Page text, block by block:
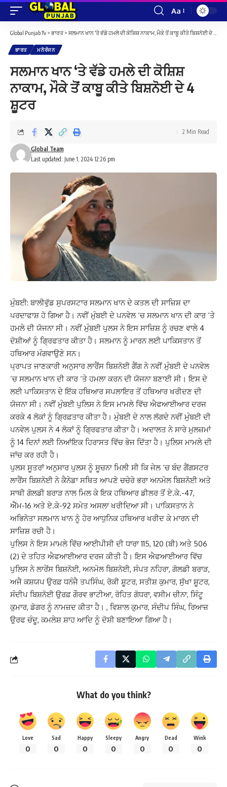
Font
Resizer
Aa
Global Punjab Tv > ਭਾਰਤ> ਸਲਮਾਨ ਖਾਨ ‘ਤੇ ਵੱਡੇ ਹਮਲੇ ਦੀ ਕੋਸ਼ਿਸ਼ ਨਾਕਾਮ, ਮੌਕੇ ਤੋਂ ਕਾਬੂ ਕੀਤੇ ਬਿਸ਼ਨੋਈ ਦੇ 4 ਸ਼ੂਟਰ
ਭਾਰਤ ਮਨੋਰੰਜਨ
ਸਲਮਾਨ ਖਾਨ ‘ਤੇ ਵੱਡੇ ਹਮਲੇ ਦੀ ਕੋਸ਼ਿਸ਼
ਨਾਕਾਮ, ਮੌਕੇ ਤੋਂ ਕਾਬੂ ਕੀਤੇ ਬਿਸ਼ਨੋਈ ਦੇ 4
ਸ਼ੂਟਰ
Last updated: June 1, 2024 12:26 pm
Global Team
2 Min Read
ਮੁੰਬਈ: ਬਾਲੀਵੁੱਡ ਸੁਪਰਸਟਾਰ ਸਲਮਾਨ ਖਾਨ ਦੇ ਕਤਲ ਦੀ ਸਾਜ਼ਿਸ਼ ਦਾ
ਪਰਦਾਫਾਸ਼ ਹੋ ਗਿਆ ਹੈ। ਨਵੀਂ ਮੁੰਬਈ ਦੇ ਪਨਵੇਲ ‘ਚ ਸਲਮਾਨ ਖਾਨ ਦੀ ਕਾਰ ‘ਤੇ
ਹਮਲੇ ਦੀ ਯੋਜਨਾ ਸੀ। ਨਵੀਂ ਮੁੰਬਈ ਪੁਲਸ ਨੇ ਇਸ ਸਾਜ਼ਿਸ਼ ਨੂੰ ਰਚਣ ਵਾਲੇ 4
ਦੋਸ਼ੀਆਂ ਨੂੰ ਗ੍ਰਿਫਤਾਰ ਕੀਤਾ ਹੈ। ਸਲਮਾਨ ਨੂੰ ਮਾਰਨ ਲਈ ਪਾਕਿਸਤਾਨ ਤੋਂ
ਹਥਿਆਰ ਮੰਗਵਾਉਣੇ ਸਨ।
ਪ੍ਰਾਪਤ ਜਾਣਕਾਰੀ ਅਨੁਸਾਰ ਲਾਰੈਂਸ ਬਿਸ਼ਨੋਈ ਗੈਂਗ ਨੇ ਨਵੀਂ ਮੁੰਬਈ ਦੇ ਪਨਵੇਲ
‘ਚ ਸਲਮਾਨ ਖਾਨ ਦੀ ਕਾਰ ‘ਤੇ ਹਮਲਾ ਕਰਨ ਦੀ ਯੋਜਨਾ ਬਣਾਈ ਸੀ। ਇਸ ਦੇ
ਲਈ ਪਾਕਿਸਤਾਨ ਦੇ ਇੱਕ ਹਥਿਆਰ ਸਪਲਾਇਰ ਤੋਂ ਹਥਿਆਰ ਖਰੀਦਣ ਦੀ
ਯੋਜਨਾ ਸੀ। ਨਵੀਂ ਮੁੰਬਈ ਪੁਲਿਸ ਨੇ ਇਸ ਮਾਮਲੇ ਵਿੱਚ ਐਫਆਈਆਰ ਦਰਜ
ਕਰਕੇ 4 ਲੋਕਾਂ ਨੂੰ ਗ੍ਰਿਫ਼ਤਾਰ ਕੀਤਾ ਹੈ। ਮੁੰਬਈ ਦੇ ਨਾਲ ਲੱਗਦੇ ਨਵੀਂ ਮੁੰਬਈ ਦੀ
ਪਨਵੇਲ ਪੁਲਸ ਨੇ 4 ਲੋਕਾਂ ਨੂੰ ਗ੍ਰਿਫਤਾਰ ਕੀਤਾ ਹੈ। ਅਦਾਲਤ ਨੇ ਸਾਰੇ ਮੁਲਜ਼ਮਾਂ
ਨੂੰ 14 ਦਿਨਾਂ ਲਈ ਨਿਆਂਇਕ ਹਿਰਾਸਤ ਵਿੱਚ ਭੇਜ ਦਿੱਤਾ ਹੈ। ਪੁਲਿਸ ਮਾਮਲੇ ਦੀ
ਜਾਂਚ ਕਰ ਰਹੀ ਹੈ।
ਪੁਲਸ ਸੂਤਰਾਂ ਅਨੁਸਾਰ ਪੁਲਸ ਨੂੰ ਸੂਚਨਾ ਮਿਲੀ ਸੀ ਕਿ ਜੇਲ ‘ਚ ਬੰਦ ਗੈਂਗਸਟਰ
ਲਾਰੈਂਸ ਬਿਸ਼ਨੋਈ ਨੇ ਕੈਨੇਡਾ ਸਥਿਤ ਆਪਣੇ ਚਚੇਰੇ ਭਰਾ ਅਨਮੋਲ ਬਿਸ਼ਨੋਈ ਅਤੇ
ਸਾਥੀ ਗੋਲਡੀ ਬਰਾੜ ਨਾਲ ਮਿਲ ਕੇ ਇਕ ਹਥਿਆਰ ਡੀਲਰ ਤੋਂ ਏ.ਕੇ.-47,
ਐੱਮ-16 ਅਤੇ ਏ.ਕੇ-92 ਸਮੇਤ ਅਸਲਾ ਖਰੀਦਿਆ ਸੀ। ਪਾਕਿਸਤਾਨ ਨੇ
ਅਭਿਨੇਤਾ ਸਲਮਾਨ ਖਾਨ ਨੂੰ ਹੋਰ ਆਧੁਨਿਕ ਹਥਿਆਰ ਖਰੀਦ ਕੇ ਮਾਰਨ ਦੀ
ਸਾਜ਼ਿਸ਼ ਰਚੀ ਹੈ।
ਪੁਲਿਸ ਨੇ ਇਸ ਮਾਮਲੇ ਵਿੱਚ ਆਈਪੀਸੀ ਦੀ ਧਾਰਾ 115, 120 (ਬੀ) ਅਤੇ 506
(2) ਦੇ ਤਹਿਤ ਐਫਆਈਆਰ ਦਰਜ ਕੀਤੀ ਹੈ। ਇਸ ਐਫਆਈਆਰ ਵਿੱਚ
ਪੁਲਿਸ ਨੇ ਲਾਰੇਂਸ ਬਿਸ਼ਨੋਈ, ਅਨਮੋਲ ਬਿਸ਼ਨੋਈ, ਸੰਪਤ ਨਹਿਰਾ, ਗੋਲਡੀ ਬਰਾੜ,
ਅਜੈ ਕਸ਼ਯਪ ਉਰਫ਼ ਧਨੰਜੈ ਤਪਸਿੰਘ, ਰੋਕੀ ਸ਼ੂਟਰ, ਸਤੀਸ਼ ਕੁਮਾਰ, ਸੁੱਖਾ ਸ਼ੂਟਰ,
ਸੰਦੀਪ ਬਿਸ਼ਨੋਈ ਉਰਫ਼ ਗੌਰਵ ਭਾਟੀਆ, ਰੋਹਿਤ ਗੋਧਰਾ, ਵਸੀਮ ਚੀਨਾ, ਸਿੰਟੂ
ਕੁਮਾਰ, ਡੋਗਰ ਨੂੰ ਨਾਮਜ਼ਦ ਕੀਤਾ ਹੈ। , ਵਿਸ਼ਾਲ ਕੁਮਾਰ, ਸੰਦੀਪ ਸਿੰਘ, ਰਿਆਜ਼
ਉਰਫ ਚੰਦੂ, ਕਮਲੇਸ਼ ਸ਼ਾਹ ਆਦਿ ਨੂੰ ਦੋਸ਼ੀ ਬਣਾਇਆ ਗਿਆ ਹੈ।
What do you think?
Love
0
Sad
0
Happy
0
Sleepy
0
Angry
0
Dead
0
Wink
0